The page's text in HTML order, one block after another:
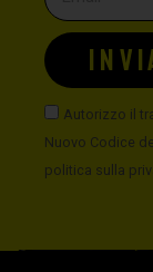
Autorizzo il
Nuovo Codice
politica sulla